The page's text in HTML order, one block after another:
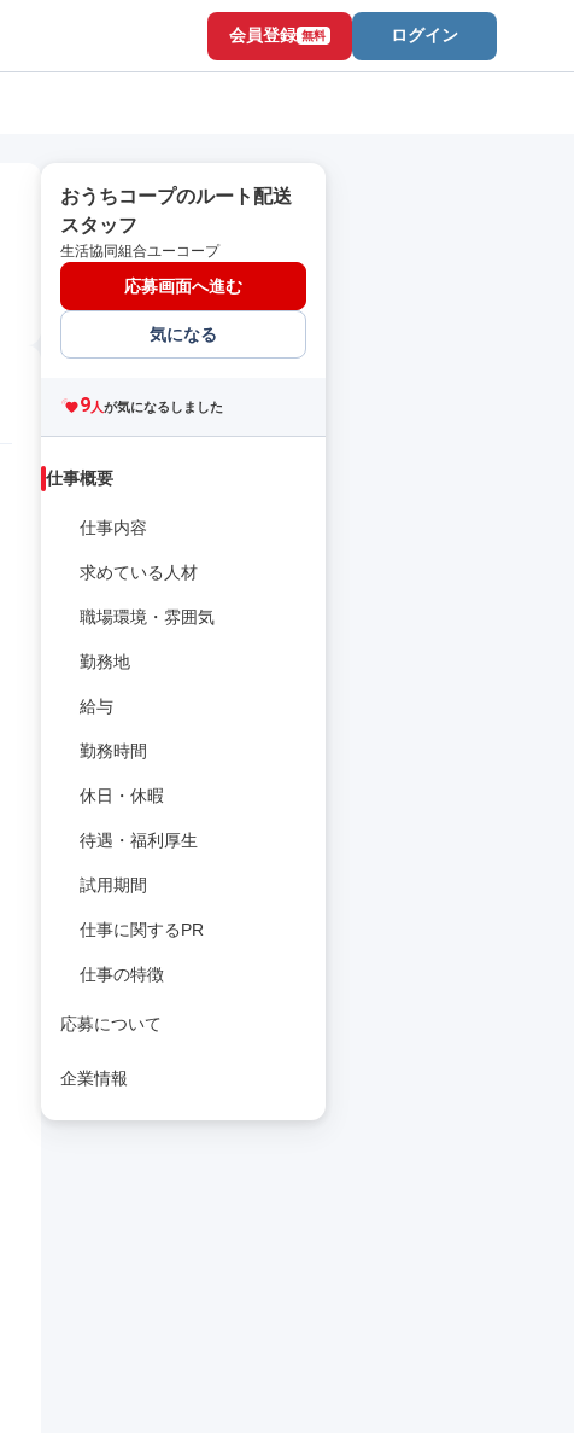
会員登録 無料 ログイン
おうちコープのルート配送
スタッフ
生活協同組合ユーコープ
応募画面へ進む
気になる
9人が気になるしました
仕事概要
仕事内容
求めている人材
職場環境・雰囲気
勤務地
給与
勤務時間
休日・休暇
待遇・福利厚生
試用期間
仕事に関するPR
仕事の特徴
応募について
企業情報